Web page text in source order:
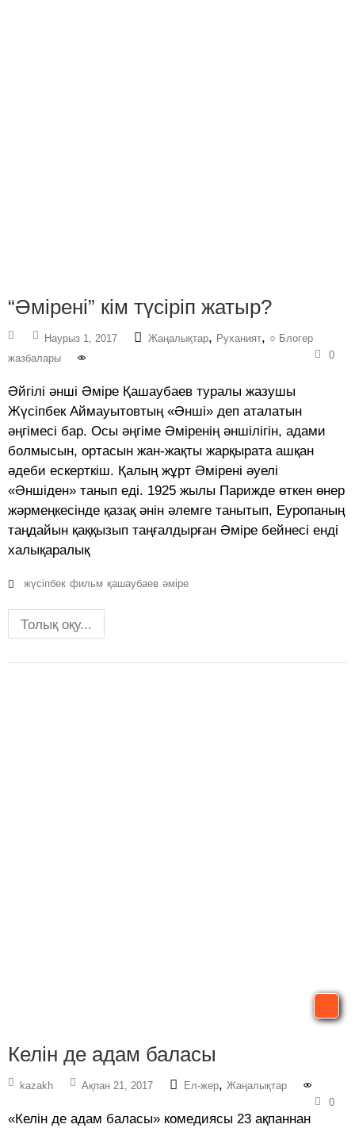
“Әмірені” кім түсіріп жатыр?
Наурыз 1, 2017 Жаңалықтар, Руханият, ○ Блогер
жазбалары
0
Әйгілі әнші Әміре Қашаубаев туралы жазушы
Жүсіпбек Аймауытовтың «Әнші» деп аталатын
әңгімесі бар. Осы әңгіме Әміренің әншілігін, адами
болмысын, ортасын жан-жақты жарқырата ашқан
әдеби ескерткіш. Қалың жұрт Әмірені әуелі
«Әншіден» танып еді. 1925 жылы Парижде өткен өнер
жәрмеңкесінде қазақ әнін әлемге танытып, Еуропаның
таңдайын қаққызып таңғалдырған Әміре бейнесі енді
халықаралық
жүсіпбек фильм қашаубаев әміре
Толық оқу...
Келін де адам баласы
kazakh Ақпан 21, 2017 Ел-жер, Жаңалықтар
0
«Келін де адам баласы» комедиясы 23 ақпаннан